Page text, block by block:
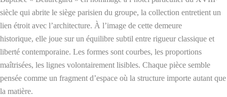
siècle qui abrite le siège parisien du groupe, la collection entretient un
lien étroit avec l’architecture. À l’image de cette demeure
historique, elle joue sur un équilibre subtil entre rigueur classique et
liberté contemporaine. Les formes sont courbes, les proportions
maîtrisées, les lignes volontairement lisibles. Chaque pièce semble
pensée comme un fragment d’espace où la structure importe autant que
la matière.